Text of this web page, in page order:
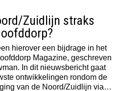
Zuidlijn straks
hierover een bijdrage in het
Magazine, geschreven
In dit nieuwsbericht gaat
ontwikkelingen rondom de
van de Noord/Zuidlijn via